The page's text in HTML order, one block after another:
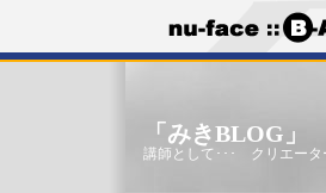
「みきBLOG
講師として･･･ クリエータ